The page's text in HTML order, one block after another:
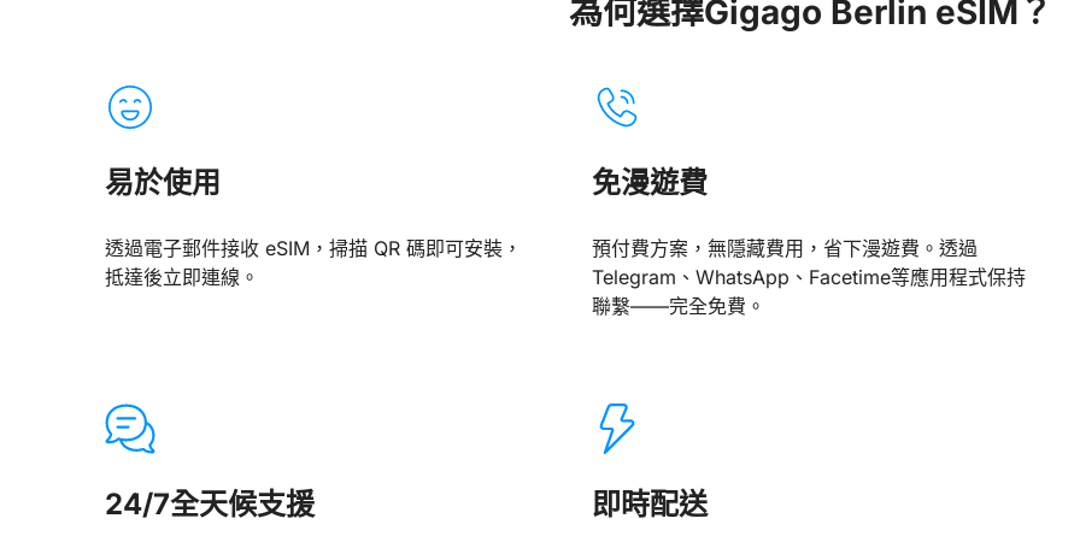
為何選擇Gigago Berlin eSIM？
易於使用
透過電子郵件接收 eSIM，掃描 QR 碼即可安裝，
抵達後立即連線。
免漫遊費
預付費方案，無隱藏費用，省下漫遊費。透過
Telegram、WhatsApp、Facetime等應用程式保持
聯繫——完全免費。
24/7全天候支援 即時配送